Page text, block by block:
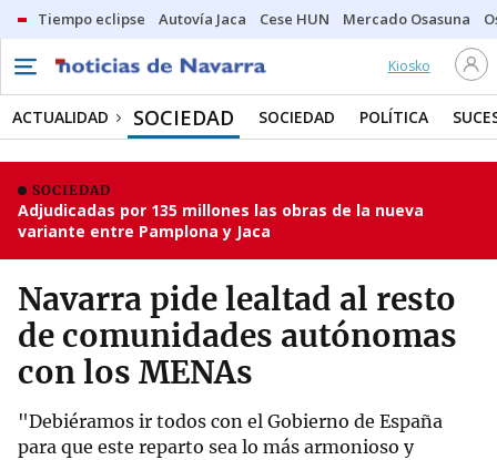
Tiempo eclipse Autovía Jaca Cese HUN Mercado Osasuna
Kiosko
ACTUALIDAD SOCIEDAD SOCIEDAD POLÍTICA
SOCIEDAD
Adjudicadas por 135 millones las obras de la nueva
variante entre Pamplona y Jaca
Navarra pide lealtad al resto
de comunidades autónomas
con los MENAs
"Debiéramos ir todos con el Gobierno de España
para que este reparto sea lo más armonioso y